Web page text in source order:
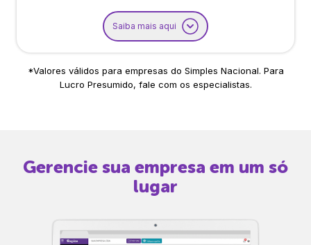
Saiba mais aqui
*Valores válidos para empresas do Simples Nacional. Para
Lucro Presumido, fale com os especialistas.
Gerencie sua empresa em um só
lugar